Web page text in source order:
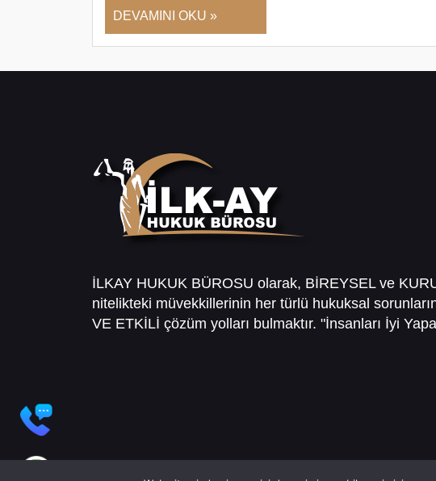
DEVAMINI OKU »
İLKAY HUKUK BÜROSU olarak, BİREYSEL ve
nitelikteki müvekkillerinin her türlü hukuksal
VE ETKİLİ çözüm yolları bulmaktır. "İnsanları İyi